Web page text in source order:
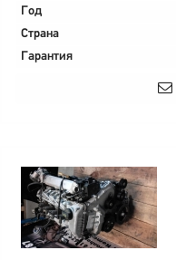
Год
Страна
Гарантия